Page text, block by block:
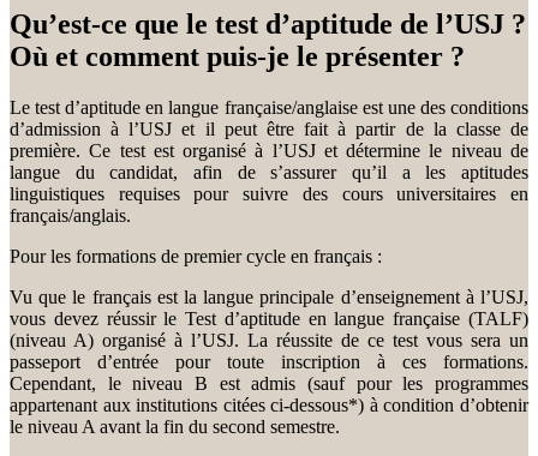
Qu’est-ce que le test d’aptitude de l’USJ ?
Où et comment puis-je le présenter ?
Le test d’aptitude en langue française/anglaise est une des conditions
d’admission à l’USJ et il peut être fait à partir de la classe de
première. Ce test est organisé à l’USJ et détermine le niveau de
langue du candidat, afin de s’assurer qu’il a les aptitudes
linguistiques requises pour suivre des cours universitaires en
français/anglais.
Pour les formations de premier cycle en français :
Vu que le français est la langue principale d’enseignement à l’USJ,
vous devez réussir le Test d’aptitude en langue française (TALF)
(niveau A) organisé à l’USJ. La réussite de ce test vous sera un
passeport d’entrée pour toute inscription à ces formations.
Cependant, le niveau B est admis (sauf pour les programmes
appartenant aux institutions citées ci-dessous*) à condition d’obtenir
le niveau A avant la fin du second semestre.